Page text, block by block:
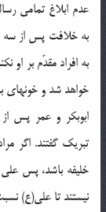
عدم ابلاغ تمامى
به خلافت پس از سه
به افراد مقدّم بر او
خواهد شد و خونهاى
ابوبكر و عمر پس
تبريك گفتند. اگر
خليفه باشد، پس
نيستند تا على(ع)